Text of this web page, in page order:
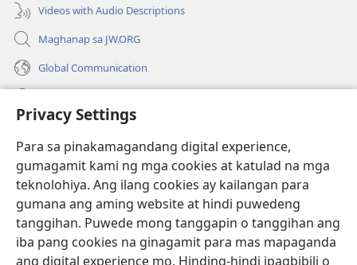
Privacy Settings
Para sa pinakamagandang digital experience,
gumagamit kami ng mga cookies at katulad na mga
teknolohiya. Ang ilang cookies ay kailangan para
gumana ang aming website at hindi puwedeng
tanggihan. Puwede mong tanggapin o tanggihan ang
iba pang cookies na ginagamit para mas mapaganda
ang digital experience mo. Hinding-hindi ipagbibili o
Videos with Audio Descriptions
Maghanap sa JW.ORG
Global Communication
(may
na
bagong
window)
Watchtower ONLINE LIBRARY™
(may
bubukas
na
bagong
window)
JW Hub ®
(may
bubukas
JW Library ®